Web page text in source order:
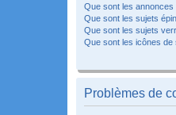
Que sont les annonces
Que sont les sujets
Que sont les sujets
Que sont les icônes de
Problèmes de